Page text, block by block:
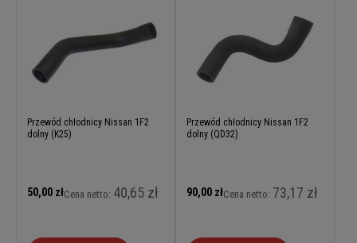
Przewód chłodnicy Nissan 1F2
dolny (K25)
50,00 złCena netto: 40,65 zł
Przewód chłodnicy Nissan 1F2
dolny (QD32)
90,00 złCena netto: 73,17 zł